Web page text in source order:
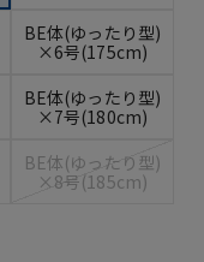
BE体(ゆったり型)
×6号(175cm)
BE体(ゆったり型)
×7号(180cm)
BE体(ゆったり型)
×8号(185cm)